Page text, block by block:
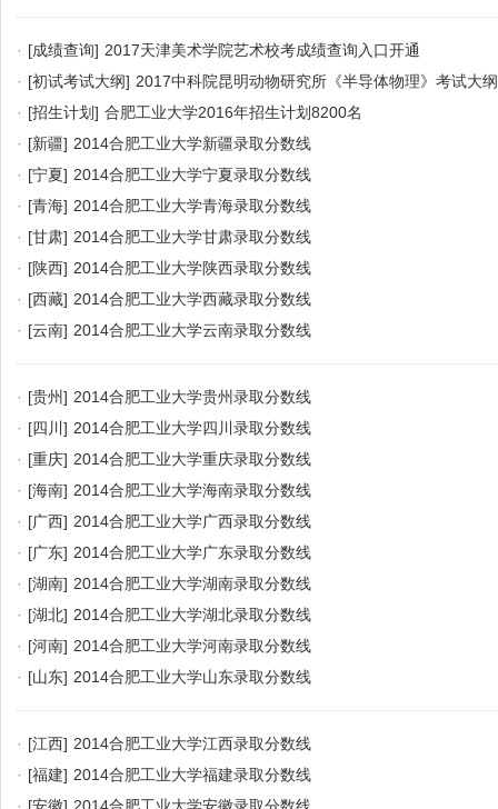
· [成绩查询] 2017天津美术学院艺术校考成绩查询入口开通
· [初试考试大纲] 2017中科院昆明动物研究所《半导体物理》考试大纲
· [招生计划] 合肥工业大学2016年招生计划8200名
· [新疆] 2014合肥工业大学新疆录取分数线
· [宁夏] 2014合肥工业大学宁夏录取分数线
· [青海] 2014合肥工业大学青海录取分数线
· [甘肃] 2014合肥工业大学甘肃录取分数线
· [陕西] 2014合肥工业大学陕西录取分数线
· [西藏] 2014合肥工业大学西藏录取分数线
· [云南] 2014合肥工业大学云南录取分数线
· [贵州] 2014合肥工业大学贵州录取分数线
· [四川] 2014合肥工业大学四川录取分数线
· [重庆] 2014合肥工业大学重庆录取分数线
· [海南] 2014合肥工业大学海南录取分数线
· [广西] 2014合肥工业大学广西录取分数线
· [广东] 2014合肥工业大学广东录取分数线
· [湖南] 2014合肥工业大学湖南录取分数线
· [湖北] 2014合肥工业大学湖北录取分数线
· [河南] 2014合肥工业大学河南录取分数线
· [山东] 2014合肥工业大学山东录取分数线
· [江西] 2014合肥工业大学江西录取分数线
· [福建] 2014合肥工业大学福建录取分数线